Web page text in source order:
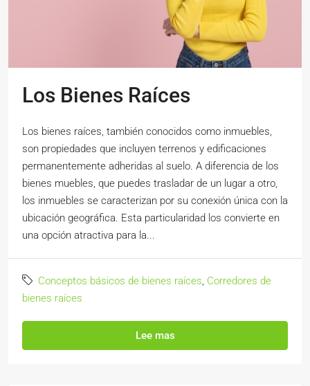
Los Bienes Raíces
Los bienes raíces, también conocidos como inmuebles,
son propiedades que incluyen terrenos y edificaciones
permanentemente adheridas al suelo. A diferencia de los
bienes muebles, que puedes trasladar de un lugar a otro,
los inmuebles se caracterizan por su conexión única con la
ubicación geográfica. Esta particularidad los convierte en
una opción atractiva para la...
Conceptos básicos de bienes raíces, Corredores de
bienes raíces
Lee mas